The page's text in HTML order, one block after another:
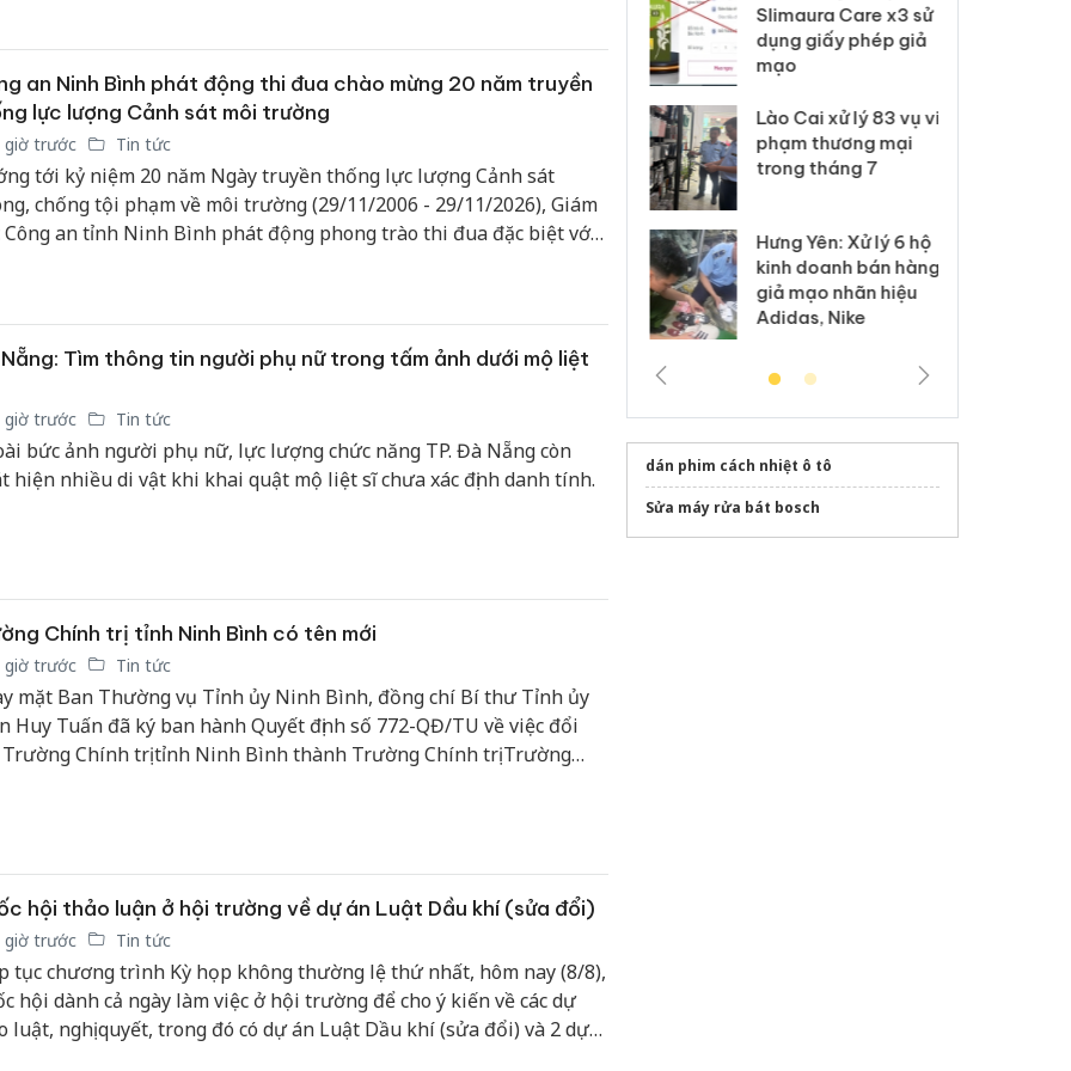
an Ninh Bình phát động thi đua chào mừng 20 năm truyền
lực lượng Cảnh sát môi trường
giờ trước Tin tức
tới kỷ niệm 20 năm Ngày truyền thống lực lượng Cảnh sát
chống tội phạm về môi trường (29/11/2006 - 29/11/2026), Giám
Công an tỉnh Ninh Bình phát động phong trào thi đua đặc biệt với
mẫu đi đầu, thi đua lập thành tích chào mừng kỷ niệm 20
Ngày truyền thống lực lượng”.
Tìm thông tin người phụ nữ trong tấm ảnh dưới mộ liệt
giờ trước Tin tức
bức ảnh người phụ nữ, lực lượng chức năng TP. Đà Nẵng còn
hiện nhiều di vật khi khai quật mộ liệt sĩ chưa xác định danh tính.
Chính trị tỉnh Ninh Bình có tên mới
giờ trước Tin tức
mặt Ban Thường vụ Tỉnh ủy Ninh Bình, đồng chí Bí thư Tỉnh ủy
Huy Tuấn đã ký ban hành Quyết định số 772-QĐ/TU về việc đổi
Chính trị tỉnh Ninh Bình thành Trường Chính trị Trường
hội thảo luận ở hội trường về dự án Luật Dầu khí (sửa đổi)
giờ trước Tin tức
tục chương trình Kỳ họp không thường lệ thứ nhất, hôm nay (8/8),
hội dành cả ngày làm việc ở hội trường để cho ý kiến về các dự
luật, nghị quyết, trong đó có dự án Luật Dầu khí (sửa đổi) và 2 dự
án sản xuất, buôn
bán yến sào giả
Thanh Hóa: Tìm bị
Moyuum giả
Slimaura Care x3 sử
dụng giấy phép giả
mạo
Lào Cai xử lý 83 vụ vi
phạm thương mại
trong tháng 7
Hưng Yên: Xử lý 6 hộ
kinh doanh bán hàng
giả mạo nhãn hiệu
Adidas, Nike
dán phim cách nhiệt ô tô
Sửa máy rửa bát bosch